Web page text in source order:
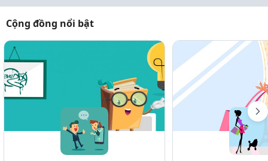
Cộng đồng nổi bật